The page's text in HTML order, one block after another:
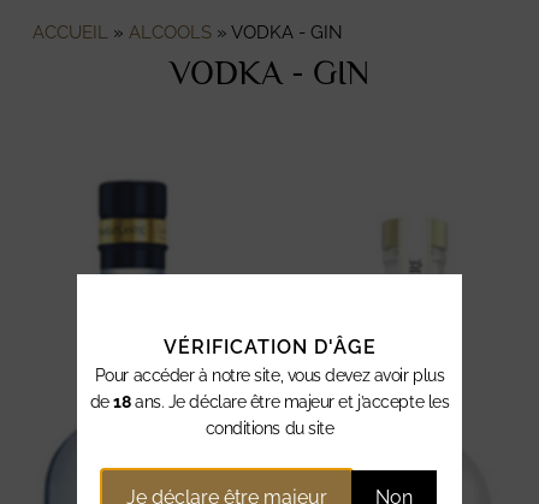
ACCUEIL» ALCOOLS» VODKA - GIN
VODKA - GIN
VÉRIFICATION D'ÂGE
Pour accéder à notre site, vous devez avoir plus
de18ans. Je déclare être majeur et j’accepte les
conditions du site
Je déclare être majeur Non